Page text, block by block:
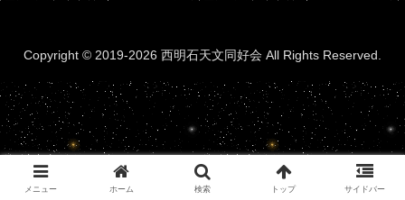
Copyright © 2019-2026 西明石天文同好会 All Rights Reserved.
メニュー ホーム 検索 トップ サイドバー